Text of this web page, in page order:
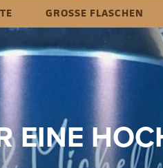
GROSSE FLASCHEN
EINE